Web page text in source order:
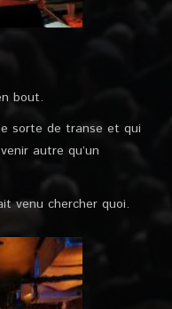
bout.
sorte de transe et qui
autre qu’un
venu chercher quoi.